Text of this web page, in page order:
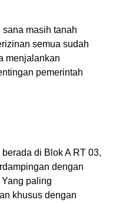
masih tanah
semua sudah
menjalankan
pemerintah
di Blok A RT 03,
dengan
paling
khusus dengan